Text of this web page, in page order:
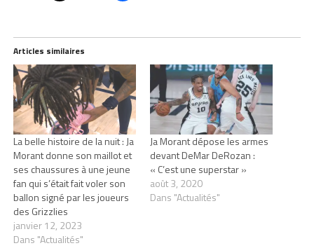
Articles similaires
La belle histoire de la nuit : Ja
Morant donne son maillot et
ses chaussures à une jeune
fan qui s’était fait voler son
ballon signé par les joueurs
des Grizzlies
janvier 12, 2023
Dans "Actualités"
Ja Morant dépose les armes
devant DeMar DeRozan :
« C’est une superstar »
août 3, 2020
Dans "Actualités"